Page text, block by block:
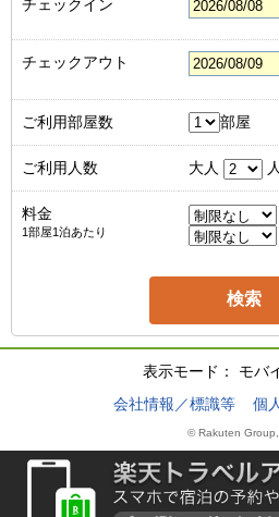
チェックイン
チェックアウト
ご利用部屋数 部屋
ご利用人数 大人 人
料金
1部屋1泊あたり
表示モード： モバ
会社情報／標識等
個
© Rakuten Group,